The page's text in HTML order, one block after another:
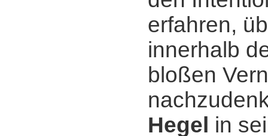
erfahren,
innerhalb
bloßen
Hegel in